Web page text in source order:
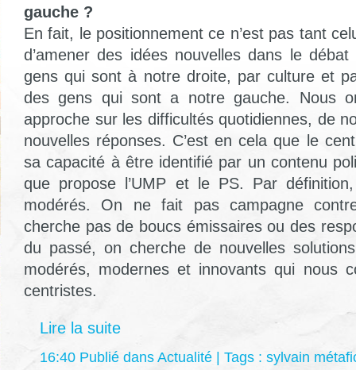
gauche ?
En fait, le positionnement ce n’est pas tant
d’amener des idées nouvelles dans le
gens qui sont à notre droite, par culture et
des gens qui sont a notre gauche. Nous
approche sur les difficultés quotidiennes, de
nouvelles réponses. C’est en cela que le
sa capacité à être identifié par un contenu
que propose l’UMP et le PS. Par
modérés. On ne fait pas campagne
cherche pas de boucs émissaires ou des
du passé, on cherche de nouvelles
modérés, modernes et innovants qui nous
centristes.
Lire la suite
16:40 Publié dans Actualité | Tags : sylvain